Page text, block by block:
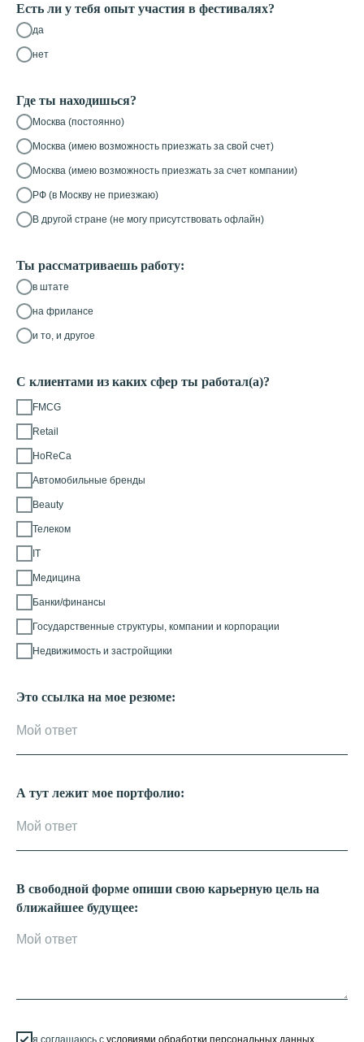
Есть ли у тебя опыт участия в фестивалях?
да
нет
Где ты находишься?
Москва (постоянно)
Москва (имею возможность приезжать за свой счет)
Москва (имею возможность приезжать за счет компании)
РФ (в Москву не приезжаю)
В другой стране (не могу присутствовать офлайн)
Ты рассматриваешь работу:
в штате
на фрилансе
и то, и другое
С клиентами из каких сфер ты работал(а)?
FMCG
Retail
HoReCa
Автомобильные бренды
Beauty
Телеком
IT
Медицина
Банки/финансы
Государственные структуры, компании и корпорации
Недвижимость и застройщики
Это ссылка на мое резюме:
А тут лежит мое портфолио:
В свободной форме опиши свою карьерную цель на
ближайшее будущее:
я соглашаюсь с условиями обработки персональных данных